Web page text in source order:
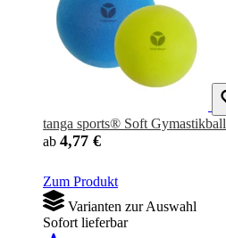
tanga sports® Soft Gymastikball
ab 4,77 €
Zum Produkt
Varianten zur Auswahl
Sofort lieferbar